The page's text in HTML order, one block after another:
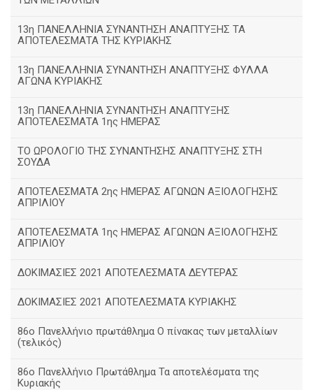
13η ΠΑΝΕΛΛΗΝΙΑ ΣΥΝΑΝΤΗΣΗ ΑΝΑΠΤΥΞΗΣ ΤΑ
ΑΠΟΤΕΛΕΣΜΑΤΑ ΤΗΣ ΚΥΡΙΑΚΗΣ
13η ΠΑΝΕΛΛΗΝΙΑ ΣΥΝΑΝΤΗΣΗ ΑΝΑΠΤΥΞΗΣ ΦΥΛΛΑ
ΑΓΩΝΑ ΚΥΡΙΑΚΗΣ
13η ΠΑΝΕΛΛΗΝΙΑ ΣΥΝΑΝΤΗΣΗ ΑΝΑΠΤΥΞΗΣ
ΑΠΟΤΕΛΕΣΜΑΤΑ 1ης ΗΜΕΡΑΣ
ΤΟ ΩΡΟΛΟΓΙΟ ΤΗΣ ΣΥΝΑΝΤΗΣΗΣ ΑΝΑΠΤΥΞΗΣ ΣΤΗ
ΣΟΥΔΑ
ΑΠΟΤΕΛΕΣΜΑΤΑ 2ης ΗΜΕΡΑΣ ΑΓΩΝΩΝ ΑΞΙΟΛΟΓΗΣΗΣ
ΑΠΡΙΛΙΟΥ
ΑΠΟΤΕΛΕΣΜΑΤΑ 1ης ΗΜΕΡΑΣ ΑΓΩΝΩΝ ΑΞΙΟΛΟΓΗΣΗΣ
ΑΠΡΙΛΙΟΥ
ΔΟΚΙΜΑΣΙΕΣ 2021 ΑΠΟΤΕΛΕΣΜΑΤΑ ΔΕΥΤΕΡΑΣ
ΔΟΚΙΜΑΣΙΕΣ 2021 ΑΠΟΤΕΛΕΣΜΑΤΑ ΚΥΡΙΑΚΗΣ
86ο Πανελλήνιο πρωτάθλημα Ο πίνακας των μεταλλίων
(τελικός)
86ο Πανελλήνιο Πρωτάθλημα Τα αποτελέσματα της
Κυριακής